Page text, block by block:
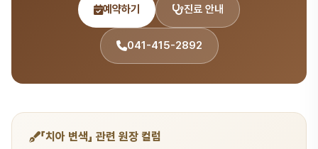
예약하기 진료 안내
041-415-2892
「치아 변색」 관련 원장 컬럼